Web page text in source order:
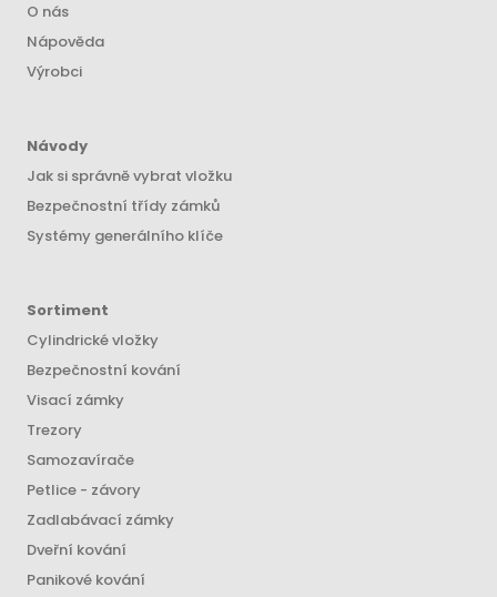
O nás
Nápověda
Výrobci
Návody
Jak si správně vybrat vložku
Bezpečnostní třídy zámků
Systémy generálního klíče
Sortiment
Cylindrické vložky
Bezpečnostní kování
Visací zámky
Trezory
Samozavírače
Petlice - závory
Zadlabávací zámky
Dveřní kování
Panikové kování